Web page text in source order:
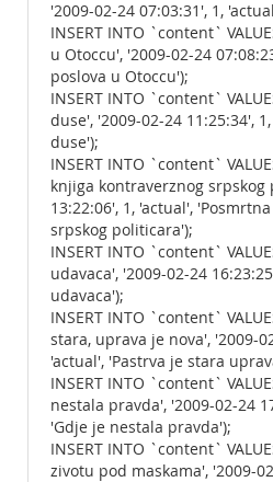
'2009-02-24 07:03:31', 1,
INSERT INTO `content`
u Otoccu', '2009-02-24
poslova u Otoccu');
INSERT INTO `content`
duse', '2009-02-24 11:25:34',
duse');
INSERT INTO `content`
knjiga kontraverznog srpskog
13:22:06', 1, 'actual',
srpskog politicara');
INSERT INTO `content`
udavaca', '2009-02-24
udavaca');
INSERT INTO `content`
stara, uprava je nova', '2009-
'actual', 'Pastrva je stara
INSERT INTO `content`
nestala pravda', '2009-02-24
'Gdje je nestala pravda');
INSERT INTO `content`
zivotu pod maskama', '2009-